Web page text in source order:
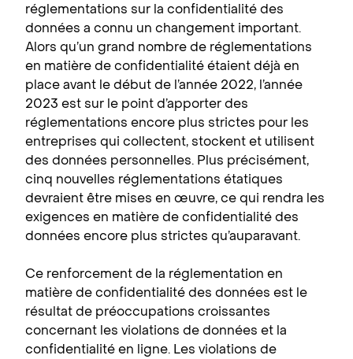
réglementations sur la confidentialité des
données a connu un changement important.
Alors qu’un grand nombre de réglementations
en matière de confidentialité étaient déjà en
place avant le début de l’année 2022, l’année
2023 est sur le point d’apporter des
réglementations encore plus strictes pour les
entreprises qui collectent, stockent et utilisent
des données personnelles. Plus précisément,
cinq nouvelles réglementations étatiques
devraient être mises en œuvre, ce qui rendra les
exigences en matière de confidentialité des
données encore plus strictes qu’auparavant.
Ce renforcement de la réglementation en
matière de confidentialité des données est le
résultat de préoccupations croissantes
concernant les violations de données et la
confidentialité en ligne. Les violations de